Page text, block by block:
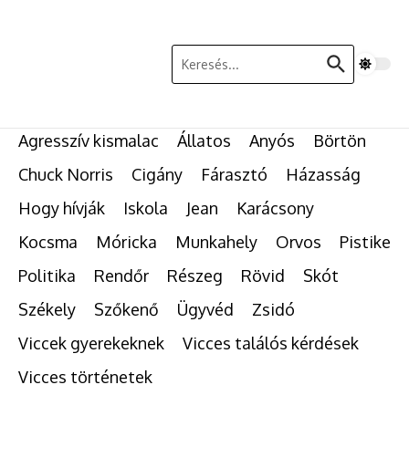
Keresés:
Agresszív kismalac Állatos Anyós
Börtön
Chuck Norris
Cigány Fárasztó
Házasság
Hogy hívják
Iskola Jean
Karácsony
Kocsma
Móricka Munkahely Orvos
Pistike
Politika
Rendőr Részeg Rövid
Skót
Székely
Szőkenő Ügyvéd
Zsidó
Viccek gyerekeknek
Vicces találós kérdések
Vicces történetek